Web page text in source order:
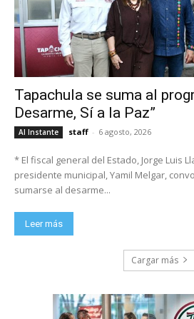
Tapachula se suma al
Desarme, Sí a la Paz”
Al Instante staff - 6 agosto, 2026
* El fiscal general del Estado, Jorge Luis
presidente municipal, Yamil Melgar,
sumarse al desarme...
Leer más
Cargar más